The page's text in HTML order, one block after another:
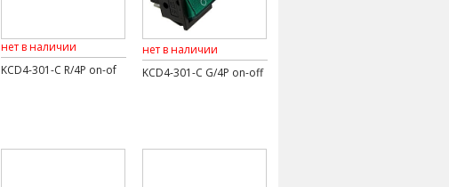
нет в наличии
KCD4-301-C R/4P on-of
нет в наличии
KCD4-301-C G/4P on-off